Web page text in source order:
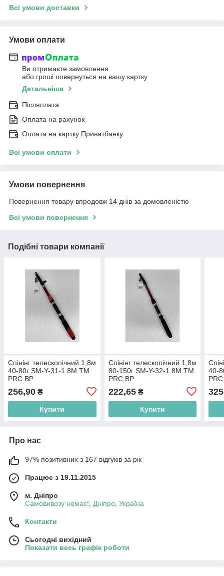
Всі умови доставки
Умови оплати
Ви отримаєте замовлення
або гроші повернуться на вашу картку
Детальніше
Післяплата
Оплата на рахунок
Оплата на картку Приватбанку
Всі умови оплати
Умови повернення
Повернення товару впродовж 14 днів за домовленістю
Всі умови повернення
Подібні товари компанії
Спінінг телескопічний 1,8м
40-80г SM-Y-31-1.8M ТМ
PRC BP
256,90 ₴
Купити
Спінінг телескопічний 1,8м
80-150г SM-Y-32-1.8M ТМ
PRC BP
222,65₴
Купити
40-
Про нас
97% позитивних з 167 відгуків за рік
Працює з 19.11.2015
м. Дніпро
Самовивозу немає!, Дніпро, Україна
Контакти
Сьогодні вихідний
Показати весь графік роботи